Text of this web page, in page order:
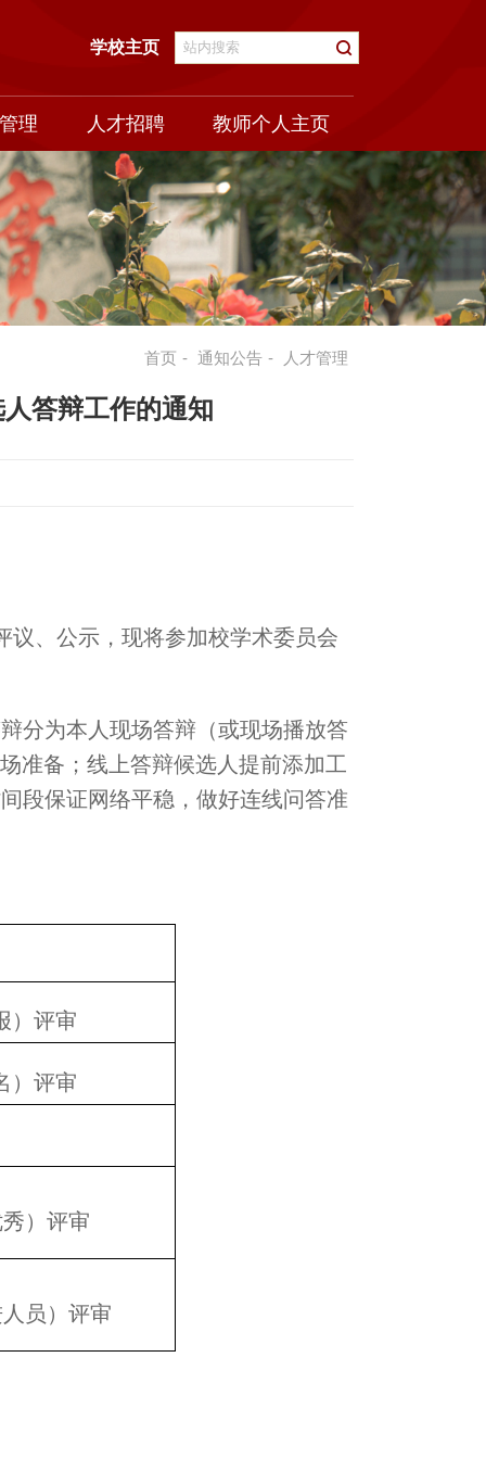
学校主页
理 人才招聘 教师个人主页
首页 - 通知公告 - 人才管理
答辩工作的通知
议、公示，现将参加校学术委员会
分为本人现场答辩（或现场播放答
准备；线上答辩候选人提前添加工
段保证网络平稳，做好连线问答准
）评审
）评审
）评审
员）评审